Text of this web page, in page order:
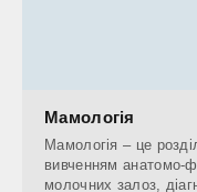
Мамологія
Мамологія – це
вивченням анатомо-
молочних залоз,